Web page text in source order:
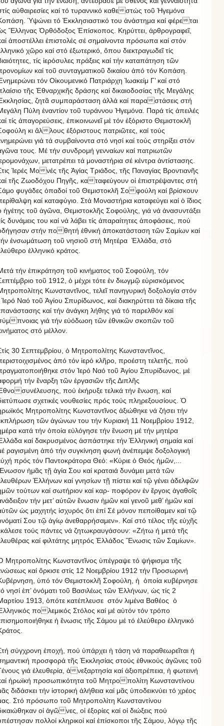
αὐθαιρεσίες καί τό τυραννικό καθεστώς τοῦ Ἡγεμόνα
Ὑψώνει τό Ἐκκλησιαστικό του ἀνάστημα καί φέρεται
Ἕλληνας Ὀρθόδοξος Ἐπίσκοπος. Κηρύττει, ἀρθρογραφεῖ,
ἀποστέλλει ἐπιστολές σέ σημαίνοντα πρόσωπα καί στόν
χῶρο καί στό ἐξωτερικό, ὅπου διεκτραγωδεῖ τίς
τίς ἱερόσυλες πράξεις καί τήν καταπάτηση τῶν
καί τοῦ συνταγματικοῦ δικαίου ἀπό τόν Κοπάση.
τόν Οἰκουμενικό Πατριάρχη Ἰωακείμ Γ’ καί στό
τῆς Ἐθναρχικῆς δράσης καί δικαιοδοσίας τῆς Μεγάλης
ζητᾶ συμπαράσταση ἀλλά καί παραστάσεις στή
Πύλη ἐναντίον τοῦ τυράννου Ἡγεμόνα. Παρά τίς ἀπειλές
τίς ἀπαγορεύσεις, ἐπικοινωνεῖ μέ τόν ἐξόριστο Θεμιστοκλῆ
κι ἄλλους ἐξόριστους πατριῶτες, καί τούς
γιά τά συμβαίνοντα στό νησί καί τούς στηρίξει στόν
τους. Μέ τήν συνδρομή γενναίων καί πατριωτῶν
μετατρέπει τά μοναστήρια σέ κέντρα ἀντίστασης.
Ἱερές Μονές τῆς Ἁγίας Τριάδος, τῆς Παναγίας Βροντιανῆς
τῆς Ζωοδόχου Πηγῆς, καταφεύγουν οἱ ἐπιστρέψαντες στή
φυγάδες ὀπαδοί τοῦ Θεμιστοκλῆ Σοφούλη καί βρίσκουν
καί καταφύγιο. Στά Μοναστήρια καταφεύγει καί ὁ ἴδιος
ἡγέτης τοῦ ἀγῶνα, Θεμιστοκλῆς Σοφούλης, γιά νά ἀνασυντάξει
δυνάμεις του καί νά λάβει τίς ἀπαραίτητες ἀποφάσεις, πού
στήν ποθητή ἐθνική ἀποκατάσταση τῶν Σαμίων καί
ἐνσωμάτωση τοῦ νησιοῦ στή Μητέρα Ἑλλάδα, στό
ἑλληνικό κράτος.
τήν ἐπικράτηση τοῦ κινήματος τοῦ Σοφούλη, τόν
τοῦ 1912, ὁ μέχρι τότε ἐν διωγμῷ εὐρισκόμενος
Κωνσταντῖνος, τελεῖ πανηγυρική δοξολογία στόν
Ναό τοῦ Ἁγίου Σπυρίδωνος, καί διακηρύττει τά δίκαια τῆς
καί τήν ἀνάγκη λήθης γιά τό παρελθόν καί
πνοιας γιά τήν εὐόδωοη τῶν ἐθνικῶν σκοπῶν τοῦ
στό μέλλον.
30 Σεπτεμβρίου, ὁ Μητροπολίτης Κωνσταντῖνος,
ἀπό τόν ἱερό κλῆρο, προέστη τελετῆς, πού
στόν Ἱερό Ναό τοῦ Ἁγίου Σπυρίδωνος, μέ
τήν ἔναρξη τῶν ἐργασιῶν τῆς Διπλῆς
συνέλευσης, πού ἐκήρυξε τελικά τήν ἕνωση, καί
σχετικές νουθεσίες πρός τούς πληρεξουσίους. Ὁ
Μητροπολίτης Κωνσταντῖνος ἀξιώθηκε νά ζήσει τήν
τῶν ἀγώνων του τήν Κυριακή 11 Νοεμβρίου 1912,
κατά τήν ὁποία εὐλόγησε τήν ἕνωση μέ τήν μητέρα
καί δακρυσμένος ἀσπάστηκε τήν Ἑλληνική σημαία καί
ραγισμένη ἀπό τήν συγκίνηση φωνή ἀνέπεμψε δοξολογική
πρός τόν Παντοκράτορα Θεό: «Κύριε ὁ Θεός ἡμῶν,...
ἡμᾶς τῇ ἁγία Σου καί κραταιά δυνάμει μετά τῶν
Ἑλλήνων καί γνησίων τῇ πίστει καί τῷ γένει ἀδελφῶν
τούτων καί σωτήριον καί καρ- ποφόρον ἐν ἔργοις ἀγαθοῖς
τήν μετ’ αὐτῶν ἕνωσιν ἡμῶν καί γενοῦ μεθ’ ἡμῶν καί
ὡς μαχητής ἰσχυρός ὅτι ἐπί Σέ μόνον πεποίθαμεν καί τῷ
Σου τῷ ἀγίῳ ἀνεθαρρήσαμεν». Καί στό τέλος τῆς εὐχῆς
τούς πάντες νά ζητωκραυγάσουν: «Ζήτω ή μετά τῆς
καί φιλτάτης μητρός Ἑλλάδος Ἕνωσις τῶν Σαμίων».
Μητροπολίτης Κωνσταντῖνος ὑπέγραψε τό ψήφισμα τῆς
καί ὅρκισε στίς 12 Νοεμβρίου 1912 τήν Προσωρινή
ὑπό τόν Θεμιστοκλῆ Σοφούλη, ἡ ὁποία κυβέρνησε
νησί ἐπ’ ὀνόματι τοῦ Βασιλέως τῶν Ἑλλήνων, ὡς τίς 2
1913, ὁπότε κατέπλευσε στόν λιμένα Βαθέος ὁ
πολεμικός Στόλος καί μέ αὐτόν τόν τρόπο
ἡ ἕνωσις τῆς Σάμου μέ τό ἐλεύθερο ἑλληνικό
σύγχρονη ἐποχή, πού ὑπάρχει ἡ τάση νά παραθεωρεῖται ἡ
προσφορά τῆς Ἐκκλησίας στούς ἐθνικούς ἀγῶνες τοῦ
γιά ἐλευθερία, ἀνεξαρτησία καί ἀξιοπρέπεια, ἡ φωτεινή
ἡρωϊκή προσωπικότητα τοῦ Μητροπολίτη Κωνσταντίνου
διδάσκει τήν ἱστορική ἀλήθεια καί μᾶς ὑποδεικνύει τό χρέος
Στό πρόσωπο τοῦ Μητροπολίτη Κωνσταντίνου
οἱ ἀγῶνες, οἱ ἐξορίες καί οἱ διώξεις πού
πολλοί κληρικοί καί ἐπίσκοποι τῆς Σάμου, λόγῳ τῆς